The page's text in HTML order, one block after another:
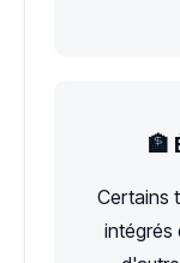
🏦
Certains
intégrés